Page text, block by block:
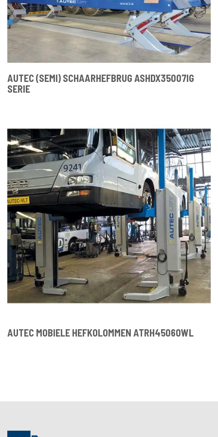
AUTEC (SEMI) SCHAARHEFBRUG ASHDX35007IG
SERIE
AUTEC MOBIELE HEFKOLOMMEN ATRH45060WL